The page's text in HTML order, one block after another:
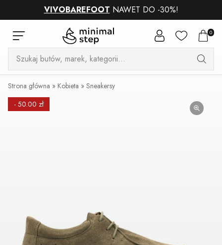
VIVOBAREFOOT NAWET DO -30%!
0
Wyszukiwarka
produktów
Strona główna » Kobieta » Sneakersy
- 50.00 zł